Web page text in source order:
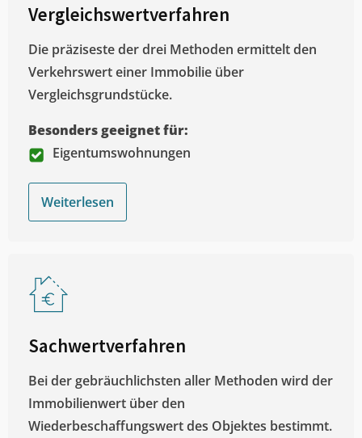
Vergleichswertverfahren
Die präziseste der drei Methoden ermittelt den
Verkehrswert einer Immobilie über
Vergleichsgrundstücke.
Besonders geeignet für:
Eigentumswohnungen
Weiterlesen
Sachwertverfahren
Bei der gebräuchlichsten aller Methoden wird der
Immobilienwert über den
Wiederbeschaffungswert des Objektes bestimmt.